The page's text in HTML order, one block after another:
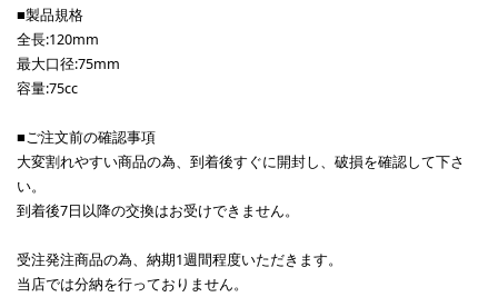
■製品規格
全長:120mm
最大口径:75mm
容量:75cc
■ご注文前の確認事項
大変割れやすい商品の為、到着後すぐに開封し、破損を確認して下さ
い。
到着後7日以降の交換はお受けできません。
受注発注商品の為、納期1週間程度いただきます。
当店では分納を行っておりません。